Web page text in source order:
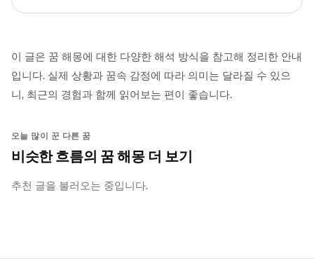
이 글은 꿈 해몽에 대한 다양한 해석 방식을 참고해 정리한 안내
입니다. 실제 상황과 꿈속 감정에 따라 의미는 달라질 수 있으
니, 최근의 경험과 함께 읽어보는 편이 좋습니다.
오늘 많이 꾼 다른 꿈
비슷한 흐름의 꿈 해몽 더 보기
추천 글을 불러오는 중입니다.